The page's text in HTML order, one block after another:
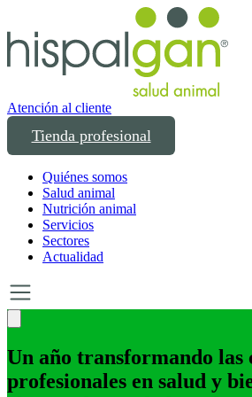
Atención al cliente
Tienda profesional
Quiénes somos
Salud animal
Nutrición animal
Servicios
Sectores
Actualidad
Un año transformando las
profesionales en salud y